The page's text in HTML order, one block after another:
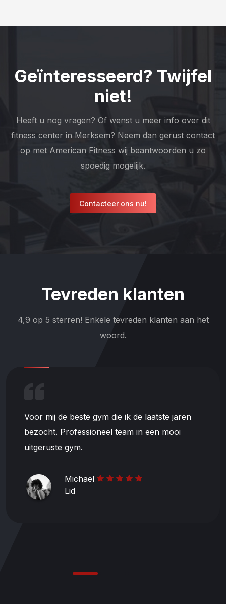
Geïnteresseerd? Twijfel
niet!
Heeft u nog vragen? Of wenst u meer info over dit
fitness center in Merksem? Neem dan gerust contact
op met American Fitness wij beantwoorden u zo
spoedig mogelijk.
Contacteer ons nu!
Tevreden klanten
4,9 op 5 sterren! Enkele tevreden klanten aan het
woord.
Voor mij de beste gym die ik de laatste jaren
bezocht. Professioneel team in een mooi
uitgeruste gym.
Michael
Lid